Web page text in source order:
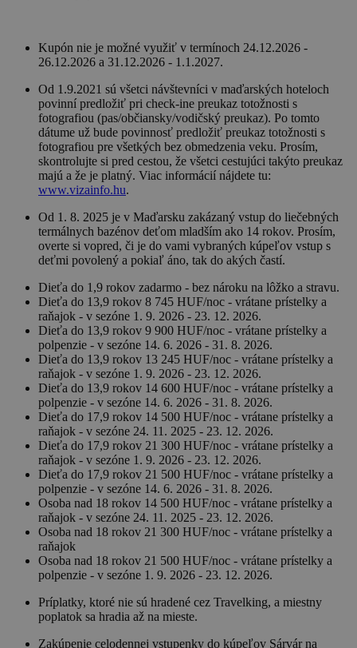
Kupón nie je možné využiť v termínoch 24.12.2026 -
26.12.2026 a 31.12.2026 - 1.1.2027.
Od 1.9.2021 sú všetci návštevníci v maďarských hoteloch
povinní predložiť pri check-ine preukaz totožnosti s
fotografiou (pas/občiansky/vodičský preukaz). Po tomto
dátume už bude povinnosť predložiť preukaz totožnosti s
fotografiou pre všetkých bez obmedzenia veku. Prosím,
skontrolujte si pred cestou, že všetci cestujúci takýto preukaz
majú a že je platný. Viac informácií nájdete tu:
www.vizainfo.hu.
Od 1. 8. 2025 je v Maďarsku zakázaný vstup do liečebných
termálnych bazénov deťom mladším ako 14 rokov. Prosím,
overte si vopred, či je do vami vybraných kúpeľov vstup s
deťmi povolený a pokiaľ áno, tak do akých častí.
Dieťa do 1,9 rokov zadarmo - bez nároku na lôžko a stravu.
Dieťa do 13,9 rokov 8 745 HUF/noc - vrátane prístelky a
raňajok - v sezóne 1. 9. 2026 - 23. 12. 2026.
Dieťa do 13,9 rokov 9 900 HUF/noc - vrátane prístelky a
polpenzie - v sezóne 14. 6. 2026 - 31. 8. 2026.
Dieťa do 13,9 rokov 13 245 HUF/noc - vrátane prístelky a
raňajok - v sezóne 1. 9. 2026 - 23. 12. 2026.
Dieťa do 13,9 rokov 14 600 HUF/noc - vrátane prístelky a
polpenzie - v sezóne 14. 6. 2026 - 31. 8. 2026.
Dieťa do 17,9 rokov 14 500 HUF/noc - vrátane prístelky a
raňajok - v sezóne 24. 11. 2025 - 23. 12. 2026.
Dieťa do 17,9 rokov 21 300 HUF/noc - vrátane prístelky a
raňajok - v sezóne 1. 9. 2026 - 23. 12. 2026.
Dieťa do 17,9 rokov 21 500 HUF/noc - vrátane prístelky a
polpenzie - v sezóne 14. 6. 2026 - 31. 8. 2026.
Osoba nad 18 rokov 14 500 HUF/noc - vrátane prístelky a
raňajok - v sezóne 24. 11. 2025 - 23. 12. 2026.
Osoba nad 18 rokov 21 300 HUF/noc - vrátane prístelky a
raňajok
Osoba nad 18 rokov 21 500 HUF/noc - vrátane prístelky a
polpenzie - v sezóne 1. 9. 2026 - 23. 12. 2026.
Príplatky, ktoré nie sú hradené cez Travelking, a miestny
poplatok sa hradia až na mieste.
Zakúpenie celodennej vstupenky do kúpeľov Sárvár na